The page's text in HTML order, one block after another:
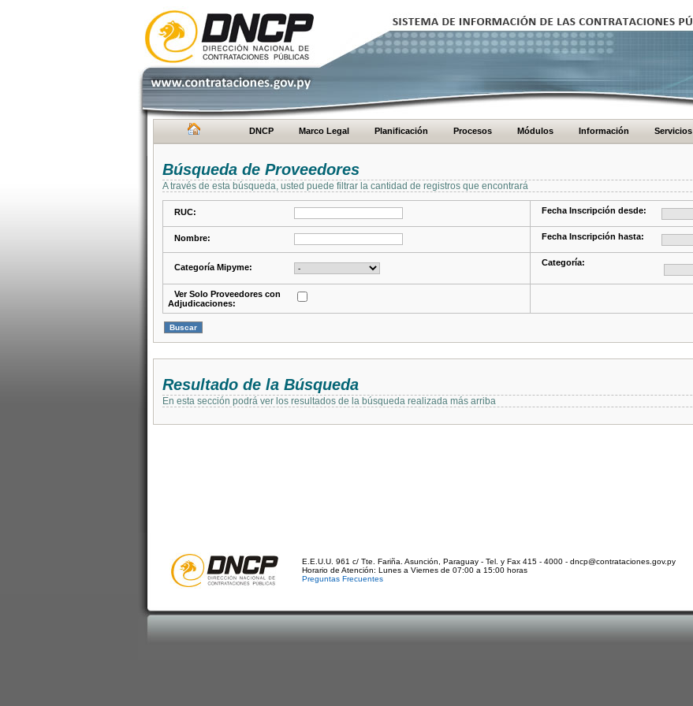
DNCP Marco Legal Planificación Procesos Módulos Información Servicios
Búsqueda de Proveedores
A través de esta búsqueda, usted puede filtrar la cantidad de registros que encontrará
RUC: Fecha Inscripción desde:
Nombre: Fecha Inscripción hasta:
Categoría Mipyme: Categoría:
Ver Solo Proveedores con
Adjudicaciones:
Resultado de la Búsqueda
En esta sección podrá ver los resultados de la búsqueda realizada más arriba
E.E.U.U. 961 c/ Tte. Fariña. Asunción, Paraguay - Tel. y Fax 415 - 4000 - dncp@contrataciones.gov.py
Horario de Atención: Lunes a Viernes de 07:00 a 15:00 horas
Preguntas Frecuentes